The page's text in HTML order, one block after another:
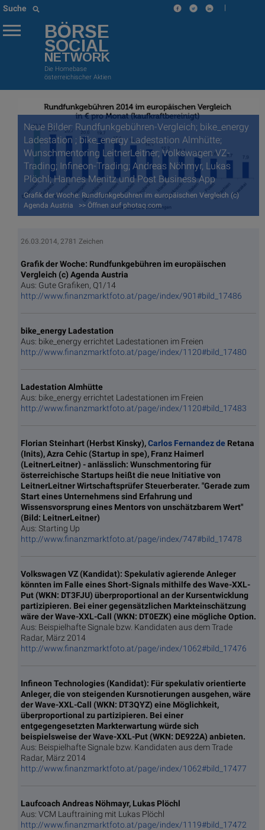
Suche |
BÖRSE
SOCIAL
NETWORK
Die Homebase
österreichischer Aktien
Neue Bilder: Rundfunkgebühren-Vergleich; bike_energy
Ladestation ; bike_energy Ladestation Almhütte;
Wunschmentoring LeitnerLeitner; Volkswagen VZ-
Trading; Infineon-Trading; Andreas Nöhmyr, Lukas
Plöchl; Hannes Menitz und Post Business App
Grafik der Woche: Rundfunkgebühren im europäischen Vergleich (c)
Agenda Austria >> Öffnen auf photaq.com
26.03.2014, 2781 Zeichen
Grafik der Woche: Rundfunkgebühren im europäischen
Vergleich (c) Agenda Austria
Aus: Gute Grafiken, Q1/14
http://www.finanzmarktfoto.at/page/index/901#bild_17486
bike_energy Ladestation
Aus: bike_energy errichtet Ladestationen im Freien
http://www.finanzmarktfoto.at/page/index/1120#bild_17480
Ladestation Almhütte
Aus: bike_energy errichtet Ladestationen im Freien
http://www.finanzmarktfoto.at/page/index/1120#bild_17483
Florian Steinhart (Herbst Kinsky),Carlos Fernandez de Retana
(Inits), Azra Cehic (Startup in spe), Franz Haimerl
(LeitnerLeitner) - anlässlich: Wunschmentoring für
österreichische Startups heißt die neue Initiative von
LeitnerLeitner Wirtschaftsprüfer Steuerberater. "Gerade zum
Start eines Unternehmens sind Erfahrung und
Wissensvorsprung eines Mentors von unschätzbarem Wert"
(Bild: LeitnerLeitner)
Aus: Starting Up
http://www.finanzmarktfoto.at/page/index/747#bild_17478
Volkswagen VZ (Kandidat): Spekulativ agierende Anleger
könnten im Falle eines Short-Signals mithilfe des Wave-XXL-
Put (WKN: DT3FJU) überproportional an der Kursentwicklung
partizipieren. Bei einer gegensätzlichen Markteinschätzung
wäre der Wave-XXL-Call (WKN: DT0EZK) eine mögliche Option.
Aus: Beispielhafte Signale bzw. Kandidaten aus dem Trade
Radar, März 2014
http://www.finanzmarktfoto.at/page/index/1062#bild_17476
Infineon Technologies (Kandidat): Für spekulativ orientierte
Anleger, die von steigenden Kursnotierungen ausgehen, wäre
der Wave-XXL-Call (WKN: DT3QYZ) eine Möglichkeit,
überproportional zu partizipieren. Bei einer
entgegengesetzten Markterwartung würde sich
beispielsweise der Wave-XXL-Put (WKN: DE922A) anbieten.
Aus: Beispielhafte Signale bzw. Kandidaten aus dem Trade
Radar, März 2014
http://www.finanzmarktfoto.at/page/index/1062#bild_17477
Laufcoach Andreas Nöhmayr, Lukas Plöchl
Aus: VCM Lauftraining mit Lukas Plöchl
http://www.finanzmarktfoto.at/page/index/1119#bild_17472